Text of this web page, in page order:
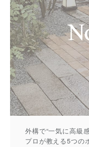
外構で“一気に高級
プロが教える5つの